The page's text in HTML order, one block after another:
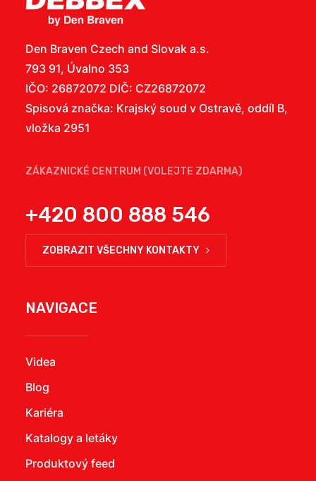
Den Braven Czech and Slovak a.s.
793 91, Úvalno 353
IČO: 26872072 DIČ: CZ26872072
Spisová značka: Krajský soud v Ostravě, oddíl B,
vložka 2951
ZÁKAZNICKÉ CENTRUM (VOLEJTE ZDARMA)
+420 800 888 546
ZOBRAZIT VŠECHNY KONTAKTY
NAVIGACE
Videa
Blog
Kariéra
Katalogy a letáky
Produktový feed